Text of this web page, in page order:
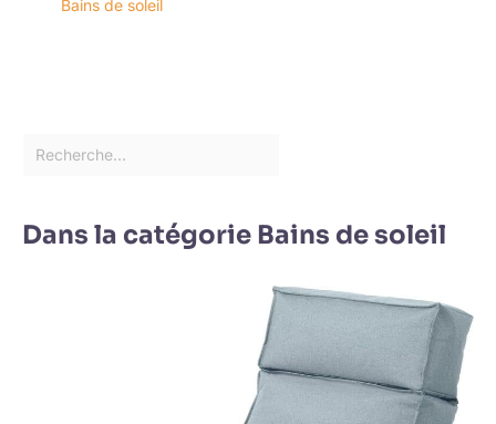
Bains de soleil
Dans la catégorie Bains de soleil